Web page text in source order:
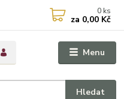
Menu
Hledat
0 ks
za 0,00 Kč